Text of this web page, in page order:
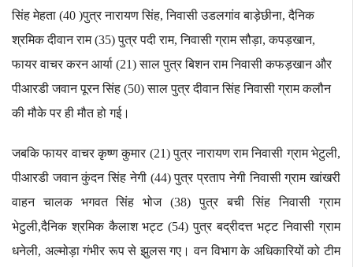
सिंह मेहता (40 )पुत्र नारायण सिंह, निवासी उडलगांव बाड़ेछीना, दैनिक
श्रमिक दीवान राम (35) पुत्र पदी राम, निवासी ग्राम सौड़ा, कपड़खान,
फायर वाचर करन आर्या (21) साल पुत्र बिशन राम निवासी कफड़खान और
पीआरडी जवान पूरन सिंह (50) साल पुत्र दीवान सिंह निवासी ग्राम कलौन
की मौके पर ही मौत हो गई।
जबकि फायर वाचर कृष्ण कुमार (21) पुत्र नारायण राम निवासी ग्राम भेटुली,
पीआरडी जवान कुंदन सिंह नेगी (44) पुत्र प्रताप नेगी निवासी ग्राम खांखरी
वाहन चालक भगवत सिंह भोज (38) पुत्र बची सिंह निवासी ग्राम
भेटुली,दैनिक श्रमिक कैलाश भट्ट (54) पुत्र बद्रीदत्त भट्ट निवासी ग्राम
धनेली, अल्मोड़ा गंभीर रूप से झुलस गए। वन विभाग के अधिकारियों को टीम